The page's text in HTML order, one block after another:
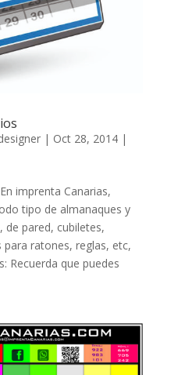
| Oct 28, 2014|
imprenta Canarias,
tipo de almanaques y
de pared, cubiletes,
ratones, reglas, etc,
Recuerda que puedes